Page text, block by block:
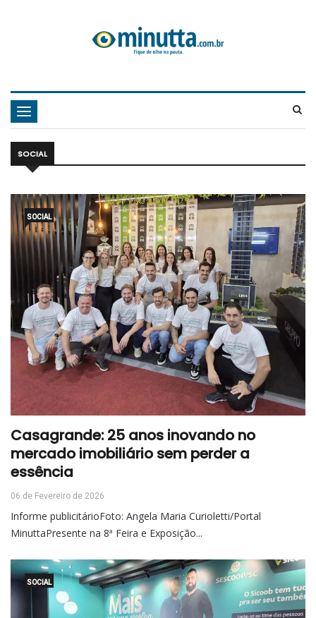
Navegação
SOCIAL
SOCIAL
Casagrande: 25 anos inovando no
mercado imobiliário sem perder a
essência
06 de Fevereiro de 2026
Informe publicitárioFoto: Angela Maria Curioletti/Portal
MinuttaPresente na 8ª Feira e Exposição...
SOCIAL